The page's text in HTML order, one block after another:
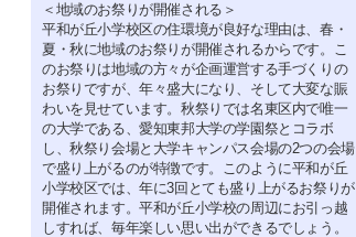
＜地域のお祭りが開催される＞
平和が丘小学校区の住環境が良好な理由は、春・
夏・秋に地域のお祭りが開催されるからです。こ
のお祭りは地域の方々が企画運営する手づくりの
お祭りですが、年々盛大になり、そして大変な賑
わいを見せています。秋祭りでは名東区内で唯一
の大学である、愛知東邦大学の学園祭とコラボ
し、秋祭り会場と大学キャンパス会場の2つの会場
で盛り上がるのが特徴です。このように平和が丘
小学校区では、年に3回とても盛り上がるお祭りが
開催されます。平和が丘小学校の周辺にお引っ越
しすれば、毎年楽しい思い出ができるでしょう。